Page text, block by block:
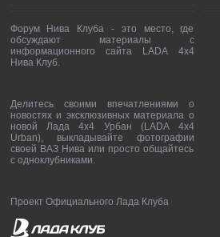
Форум Нива Клуба - это место, где
обсуждают материалы с
информационного сайта LADA 4x4
Нива Клуб.
Делитесь своими впечатлениями о
новостях и эксклюзивных материала о
новой Лада 4х4 Урбан (LADA 4x4
Urban), выкладывайте фотографии
своей ВАЗ Нива или просто общайтесь
с одноклубниками.
Проект Официального Лада Клуба